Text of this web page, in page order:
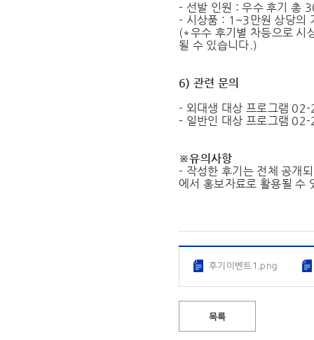
- 선발 인원 : 우수 후기 총
- 시상품 : 1~3만원 상당의
(*우수 후기별 차등으로 시
될 수 있습니다.)
6) 관련 문의
- 외대생 대상 프로그램
- 일반인 대상 프로그램
※유의사항
- 작성한 후기는 전체 공개
에서 홍보자료로 활용될 수
후기이벤트1.png
목록